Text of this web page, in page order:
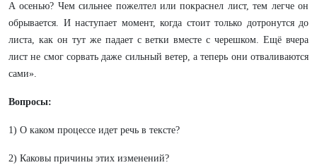
А осенью? Чем сильнее пожелтел или покраснел лист, тем легче он
обрывается. И наступает момент, когда стоит только дотронутся до
листа, как он тут же падает с ветки вместе с черешком. Ещё вчера
лист не смог сорвать даже сильный ветер, а теперь они отваливаются
сами».
Вопросы:
1) О каком процессе идет речь в тексте?
2) Каковы причины этих изменений?